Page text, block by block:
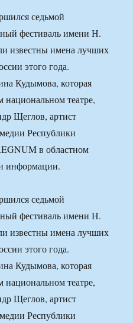
седьмой
фестиваль имени Н.
известны имена лучших
этого года.
Кудымова, которая
театре,
Щеглов, артист
Республики
в областном
информации.
седьмой
фестиваль имени Н.
известны имена лучших
этого года.
Кудымова, которая
театре,
Щеглов, артист
Республики